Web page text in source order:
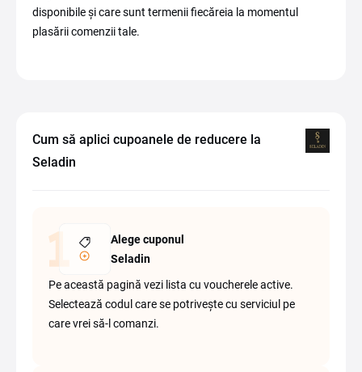
disponibile și care sunt termenii fiecăreia la momentul
plasării comenzii tale.
Cum să aplici cupoanele de reducere la
Seladin
Alege cuponul
Seladin
Pe această pagină vezi lista cu voucherele active.
Selectează codul care se potrivește cu serviciul pe
care vrei să-l comanzi.